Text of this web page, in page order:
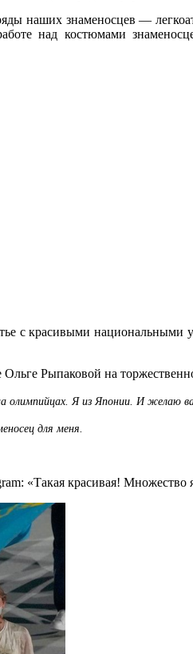
наших знаменосцев —
над костюмами
с красивыми
Ольге Рыпаковой на
Я из Японии. И желаю
для меня.
«Такая красивая! Множество